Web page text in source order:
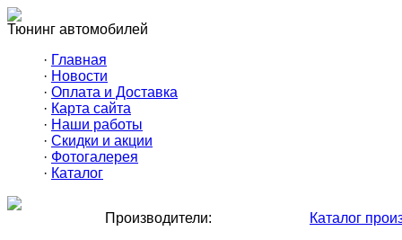
Тюнинг автомобилей
· Главная
· Новости
· Оплата и Доставка
· Карта сайта
· Наши работы
· Скидки и акции
· Фотогалерея
· Каталог
Производители: Каталог